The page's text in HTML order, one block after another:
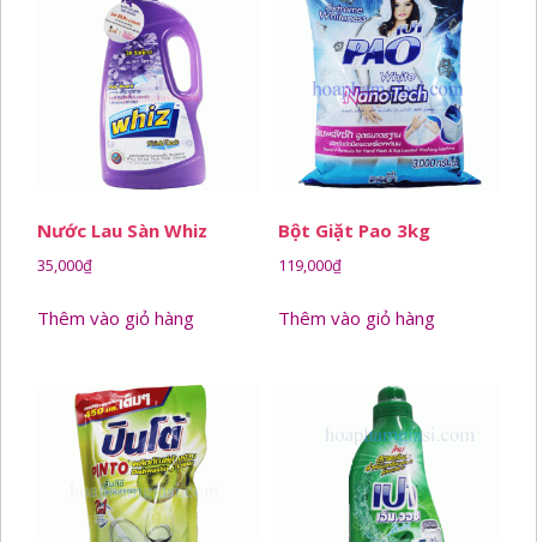
Nước Lau Sàn Whiz
35,000₫
Thêm vào giỏ hàng
Bột Giặt Pao 3kg
119,000₫
Thêm vào giỏ hàng